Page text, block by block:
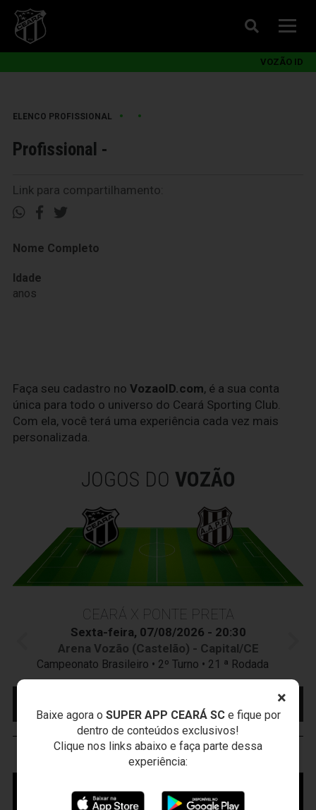
×
Baixe agora o SUPER APP CEARÁ SCe fique por
dentro de conteúdos exclusivos!
Clique nos links abaixo e faça parte dessa
experiência:
VOZÃO ID
ELENCO PROFISSIONAL • •
Profissional -
Link para compartilhamento:
Nome Completo
Idade
anos
Faça seu cadastro no VozaoID.com, é a sua conta
única para todo o universo do Ceará Sporting Club.
Com ela, você terá uma experiência cada vez mais
personalizada.
JOGOS DO VOZÃO
CEARÁ X PONTE PRETA
Sexta-feira, 07/08/2026 - 20:30
Arena Vozão (Castelão) - Capital/CE
Campeonato Brasileiro • 2º Turno • 21 ª Rodada
INGRESSO
VOZÃOTV